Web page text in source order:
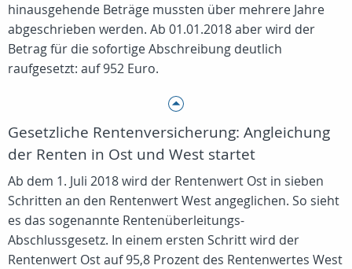
hinausgehende Beträge mussten über mehrere Jahre
abgeschrieben werden. Ab 01.01.2018 aber wird der
Betrag für die sofortige Abschreibung deutlich
raufgesetzt: auf 952 Euro.
Gesetzliche Rentenversicherung: Angleichung
der Renten in Ost und West startet
Ab dem 1. Juli 2018 wird der Rentenwert Ost in sieben
Schritten an den Rentenwert West angeglichen. So sieht
es das sogenannte Rentenüberleitungs-
Abschlussgesetz. In einem ersten Schritt wird der
Rentenwert Ost auf 95,8 Prozent des Rentenwertes West